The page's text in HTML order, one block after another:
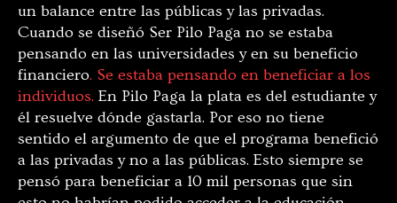
un balance entre las públicas y las privadas.
Cuando se diseñó Ser Pilo Paga no se estaba
pensando en las universidades y en su beneficio
financiero. Se estaba pensando en beneficiar a los
individuos. En Pilo Paga la plata es del estudiante y
él resuelve dónde gastarla. Por eso no tiene
sentido el argumento de que el programa benefició
a las privadas y no a las públicas. Esto siempre se
pensó para beneficiar a 10 mil personas que sin